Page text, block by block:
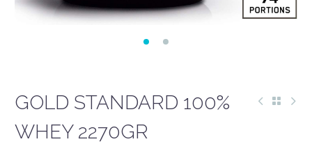
GOLD STANDARD 100%
WHEY 2270GR